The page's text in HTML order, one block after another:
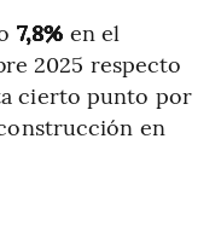
7,8% en el
2025 respecto
cierto punto por
en